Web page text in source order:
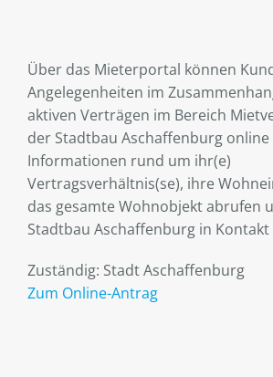
Über das Mieterportal können
Angelegenheiten im
aktiven Verträgen im Bereich
der Stadtbau Aschaffenburg online
Informationen rund um ihr(e)
Vertragsverhältnis(se), ihre
das gesamte Wohnobjekt abrufen
Stadtbau Aschaffenburg in
Zuständig: Stadt Aschaffenburg
Zum Online-Antrag